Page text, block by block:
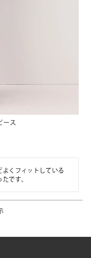
ース
くフィットしている
です。